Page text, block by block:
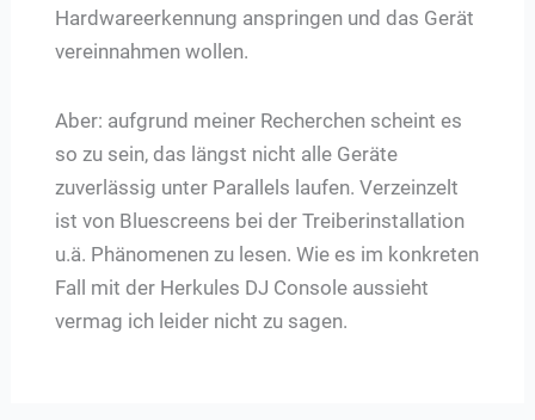
Hardwareerkennung anspringen und das Gerät
vereinnahmen wollen.
Aber: aufgrund meiner Recherchen scheint es
so zu sein, das längst nicht alle Geräte
zuverlässig unter Parallels laufen. Verzeinzelt
ist von Bluescreens bei der Treiberinstallation
u.ä. Phänomenen zu lesen. Wie es im konkreten
Fall mit der Herkules DJ Console aussieht
vermag ich leider nicht zu sagen.